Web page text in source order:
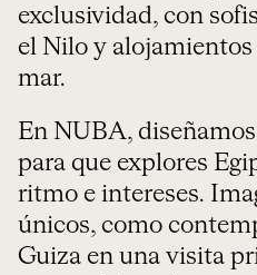
exclusividad, con
el Nilo y
mar.
En NUBA,
para que explores
ritmo e intereses.
únicos, como
Guiza en una visita